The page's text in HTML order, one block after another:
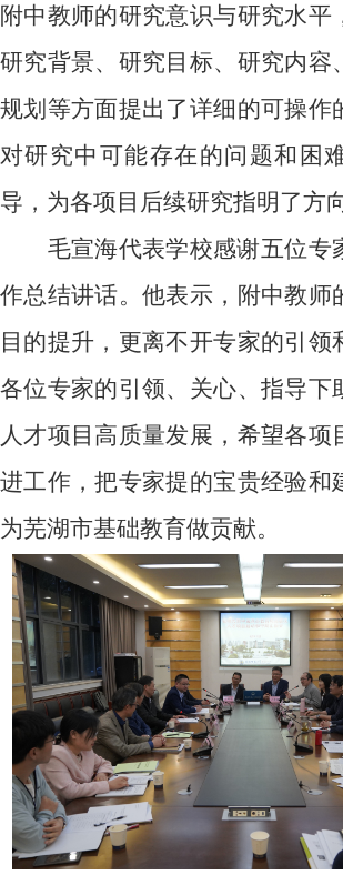
附中教师的研究意识与研究水平
研究背景、研究目标、研究内容
规划等方面提出了详细的可操作
对研究中可能存在的问题和困
导，为各项目后续研究指明了方向
毛宣海代表学校感谢五位专
作总结讲话。他表示，附中教师
目的提升，更离不开专家的引领
各位专家的引领、关心、指导下
人才项目高质量发展，希望各项
进工作，把专家提的宝贵经验和
为芜湖市基础教育做贡献。